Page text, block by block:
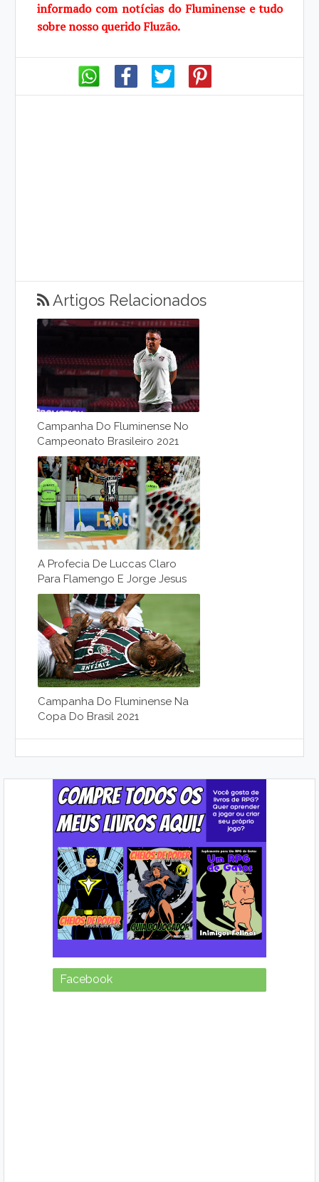
informado com notícias do Fluminense e tudo
sobrenosso querido Fluzão.
Artigos Relacionados
Campanha Do Fluminense No
Campeonato Brasileiro 2021
A Profecia De Luccas Claro
Para Flamengo E Jorge Jesus
Campanha Do Fluminense Na
Copa Do Brasil 2021
Facebook